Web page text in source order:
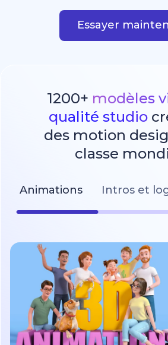
Essayer
1200+ modèles
qualité studio
des motion
classe
Animations Intros et